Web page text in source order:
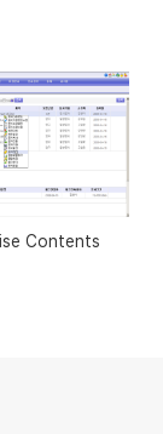
Contents